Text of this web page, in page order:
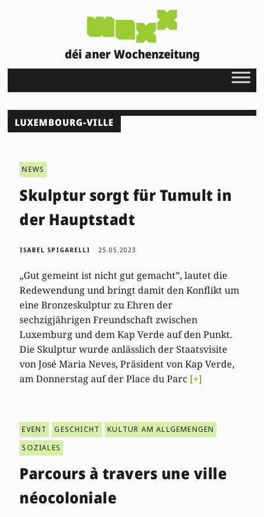
déi aner Wochenzeitung
LUXEMBOURG-VILLE
NEWS
Skulptur sorgt für Tumult in
der Hauptstadt
ISABEL SPIGARELLI 25.05.2023
„Gut gemeint ist nicht gut gemacht”, lautet die
Redewendung und bringt damit den Konflikt um
eine Bronzeskulptur zu Ehren der
sechzigjährigen Freundschaft zwischen
Luxemburg und dem Kap Verde auf den Punkt.
Die Skulptur wurde anlässlich der Staatsvisite
von José Maria Neves, Präsident von Kap Verde,
am Donnerstag auf der Place du Parc [+]
EVENT GESCHICHT
KULTUR AM ALLGEMENGEN
SOZIALES
Parcours à travers une ville
néocoloniale